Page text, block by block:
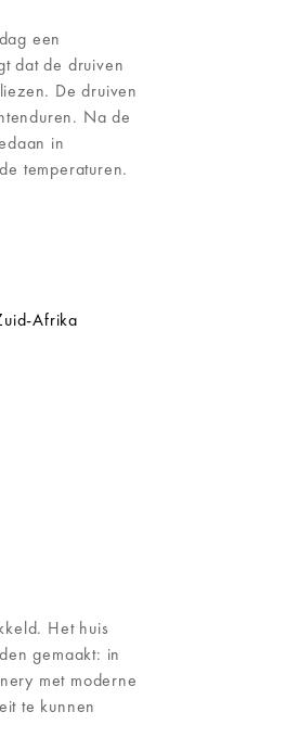
een
dat de druiven
De druiven
Na de
in
temperaturen.
Afrika
Het huis
gemaakt: in
met moderne
te kunnen